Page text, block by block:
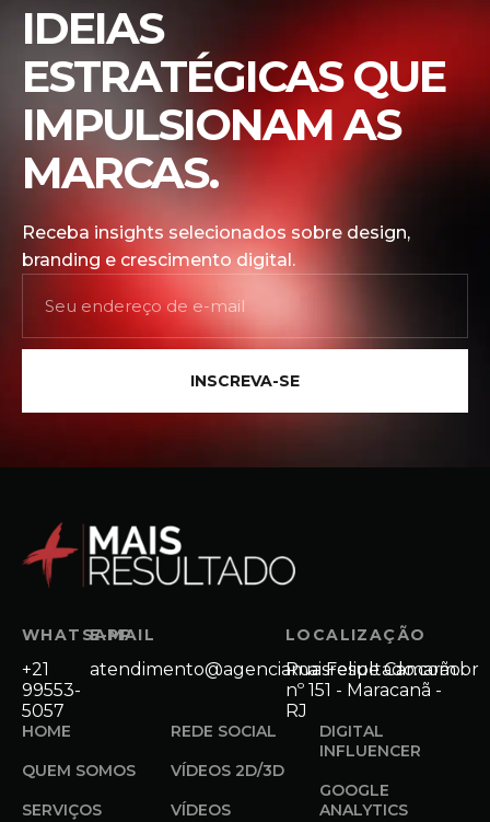
IDEIAS
ESTRATÉGICAS QUE
IMPULSIONAM AS
MARCAS.
Receba insights selecionados sobre design,
branding e crescimento digital.
INSCREVA-SE
WHATSAPP
+21
99553-
5057
E-MAIL
atendimento@agenciamaisresultado.com.br
LOCALIZAÇÃO
Rua Felipe Camarão
nº 151 - Maracanã -
RJ
HOME
QUEM SOMOS
SERVIÇOS
REDE SOCIAL
VÍDEOS 2D/3D
VÍDEOS
DIGITAL
INFLUENCER
GOOGLE
ANALYTICS